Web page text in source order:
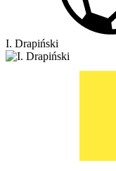
I. Drapiński